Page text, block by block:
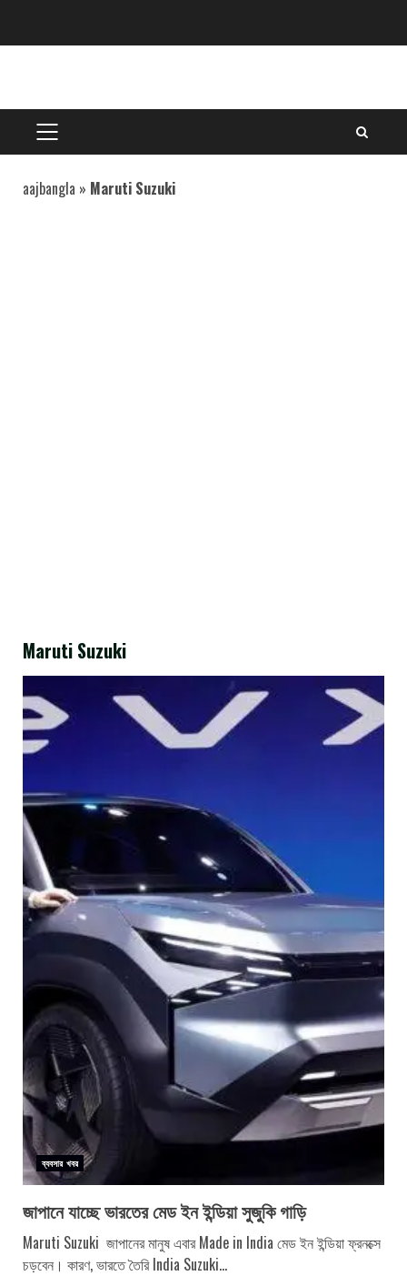
PRIMARY
MENU
aajbangla » Maruti Suzuki
Maruti Suzuki
ব্যবসার খবর
জাপানে যাচ্ছে ভারতের মেড ইন ইন্ডিয়া সুজুকি গাড়ি
Maruti Suzuki জাপানের মানুষ এবার Made in India মেড ইন ইন্ডিয়া ফ্রনক্সে
চড়বেন। কারণ, ভারতে তৈরি India Suzuki...